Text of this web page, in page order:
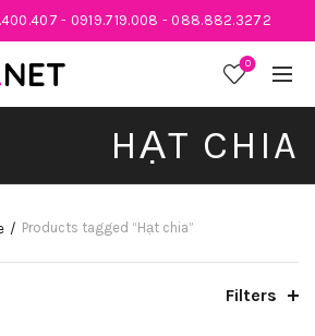
- 0919.719.008 - 088.882.3272
0
HẠT CHIA
Products tagged “Hạt chia”
Filters